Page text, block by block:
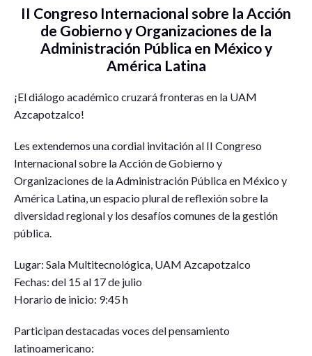
II Congreso Internacional sobre la Acción
de Gobierno y Organizaciones de la
Administración Pública en México y
América Latina
¡El diálogo académico cruzará fronteras en la UAM
Azcapotzalco!
Les extendemos una cordial invitación al II Congreso
Internacional sobre la Acción de Gobierno y
Organizaciones de la Administración Pública en México y
América Latina, un espacio plural de reflexión sobre la
diversidad regional y los desafíos comunes de la gestión
pública.
Lugar: Sala Multitecnológica, UAM Azcapotzalco
Fechas: del 15 al 17 de julio
Horario de inicio: 9:45 h
Participan destacadas voces del pensamiento
latinoamericano: